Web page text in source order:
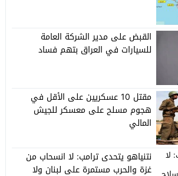
القبض على مدير الشركة العامة
للسيارات في العراق بتهم فساد
مقتل 10 عسكريين على الأقل في
هجوم مسلح على معسكر للجيش
المالي
نتنياهو يتحدى ترامب: لا انسحاب من
غزة والحرب مستمرة على لبنان ولا